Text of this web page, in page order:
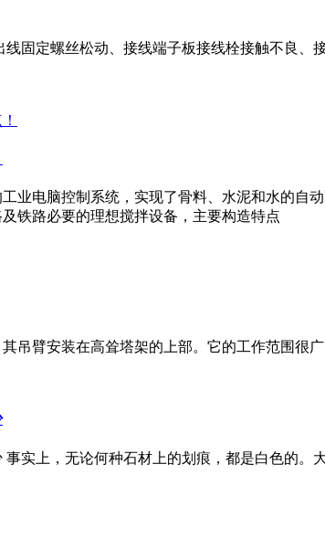
固定螺丝松动、接线端子板接线栓接触不良
业电脑控制系统，实现了骨料、水泥和水的
铁路必要的理想搅拌设备，主要构造特点
吊臂安装在高耸塔架的上部。它的工作范围很
实上，无论何种石材上的划痕，都是白色的